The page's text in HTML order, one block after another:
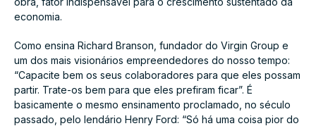
economia.
Como ensina Richard Branson, fundador do Virgin Group e
um dos mais visionários empreendedores do nosso tempo:
“Capacite bem os seus colaboradores para que eles possam
partir. Trate-os bem para que eles prefiram ficar”. É
basicamente o mesmo ensinamento proclamado, no século
passado, pelo lendário Henry Ford: “Só há uma coisa pior do